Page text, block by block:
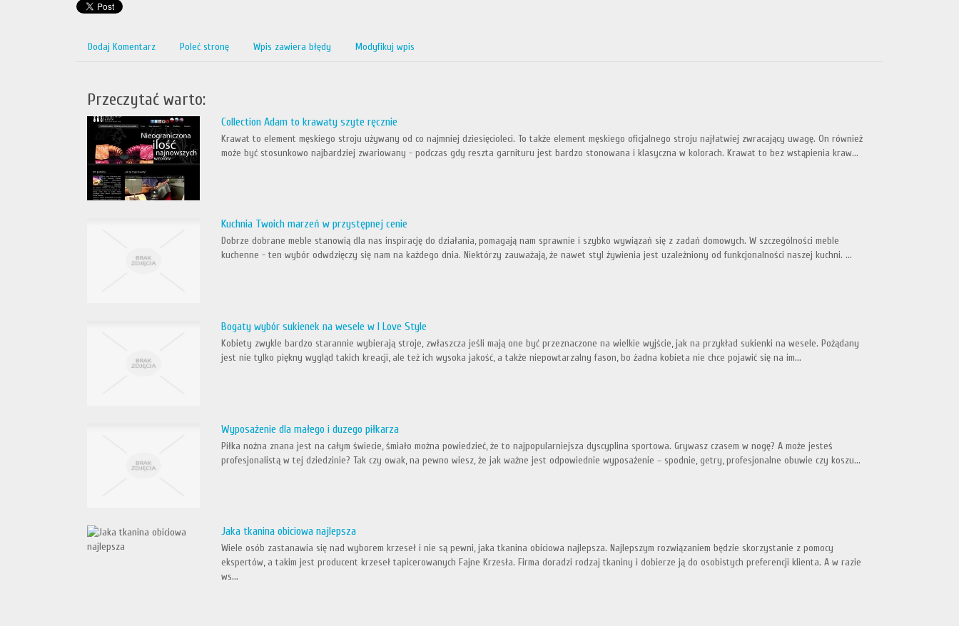
Dodaj Komentarz Poleć stronę Wpis zawiera błędy Modyfikuj wpis
Przeczytać warto:
Collection Adam to krawaty szyte ręcznie
Krawat to element męskiego stroju używany od co najmniej dziesięcioleci. To także element męskiego oficjalnego stroju najłatwiej zwracający uwagę. On również
może być stosunkowo najbardziej zwariowany - podczas gdy reszta garnituru jest bardzo stonowana i klasyczna w kolorach. Krawat to bez wstąpienia kraw...
Kuchnia Twoich marzeń w przystępnej cenie
Dobrze dobrane meble stanowią dla nas inspirację do działania, pomagają nam sprawnie i szybko wywiązań się z zadań domowych. W szczególności meble
kuchenne - ten wybór odwdzięczy się nam na każdego dnia. Niektórzy zauważają, że nawet styl żywienia jest uzależniony od funkcjonalności naszej kuchni. ...
Bogaty wybór sukienek na wesele w I Love Style
Kobiety zwykle bardzo starannie wybierają stroje, zwłaszcza jeśli mają one być przeznaczone na wielkie wyjście, jak na przykład sukienki na wesele. Pożądany
jest nie tylko piękny wygląd takich kreacji, ale też ich wysoka jakość, a także niepowtarzalny fason, bo żadna kobieta nie chce pojawić się na im...
Wyposażenie dla małego i duzego piłkarza
Piłka nożna znana jest na całym świecie, śmiało można powiedzieć, że to najpopularniejsza dyscyplina sportowa. Grywasz czasem w nogę? A może jesteś
profesjonalistą w tej dziedzinie? Tak czy owak, na pewno wiesz, że jak ważne jest odpowiednie wyposażenie – spodnie, getry, profesjonalne obuwie czy koszu...
Jaka tkanina obiciowa najlepsza
Wiele osób zastanawia się nad wyborem krzeseł i nie są pewni, jaka tkanina obiciowa najlepsza. Najlepszym rozwiązaniem będzie skorzystanie z pomocy
ekspertów, a takim jest producent krzeseł tapicerowanych Fajne Krzesła. Firma doradzi rodzaj tkaniny i dobierze ją do osobistych preferencji klienta. A w razie
ws...